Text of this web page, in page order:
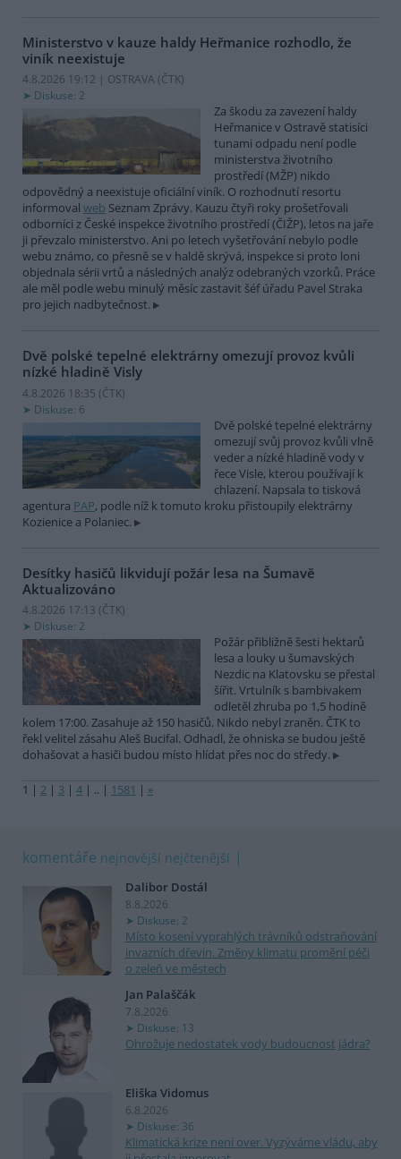
Ministerstvo v kauze haldy Heřmanice rozhodlo, že
viník neexistuje
4.8.2026 19:12 | OSTRAVA (ČTK)
Diskuse: 2
Za škodu za zavezení haldy
Heřmanice v Ostravě statisíci
tunami odpadu není podle
ministerstva životního
prostředí (MŽP) nikdo
odpovědný a neexistuje oficiální viník. O rozhodnutí resortu
informoval web Seznam Zprávy. Kauzu čtyři roky prošetřovali
odborníci z České inspekce životního prostředí (ČIŽP), letos na jaře
ji převzalo ministerstvo. Ani po letech vyšetřování nebylo podle
webu známo, co přesně se v haldě skrývá, inspekce si proto loni
objednala sérii vrtů a následných analýz odebraných vzorků. Práce
ale měl podle webu minulý měsíc zastavit šéf úřadu Pavel Straka
pro jejich nadbytečnost.
Dvě polské tepelné elektrárny omezují provoz kvůli
nízké hladině Visly
4.8.2026 18:35 (ČTK)
Diskuse: 6
Dvě polské tepelné elektrárny
omezují svůj provoz kvůli vlně
veder a nízké hladině vody v
řece Visle, kterou používají k
chlazení. Napsala to tisková
agentura PAP, podle níž k tomuto kroku přistoupily elektrárny
Kozienice a Polaniec.
Desítky hasičů likvidují požár lesa na Šumavě
Aktualizováno
4.8.2026 17:13 (ČTK)
Diskuse: 2
Požár přibližně šesti hektarů
lesa a louky u šumavských
Nezdic na Klatovsku se přestal
šířit. Vrtulník s bambivakem
odletěl zhruba po 1,5 hodině
kolem 17:00. Zasahuje až 150 hasičů. Nikdo nebyl zraněn. ČTK to
řekl velitel zásahu Aleš Bucifal. Odhadl, že ohniska se budou ještě
dohašovat a hasiči budou místo hlídat přes noc do středy.
1 | 2 | 3 | 4 | .. | 1581 | »
komentáře nejnovější nejčtenější
Dalibor Dostál
8.8.2026
Diskuse: 2
Místo kosení vyprahlých trávníků odstraňování
invazních dřevin. Změny klimatu promění péči
o zeleň ve městech
Jan Palaščák
7.8.2026
Diskuse: 13
Ohrožuje nedostatek vody budoucnost jádra?
Eliška Vidomus
6.8.2026
Diskuse: 36
Klimatická krize není over. Vyzýváme vládu, aby